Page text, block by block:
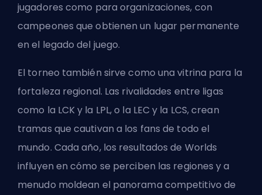
jugadores como para organizaciones, con
campeones que obtienen un lugar permanente
en el legado del juego.
El torneo también sirve como una vitrina para la
fortaleza regional. Las rivalidades entre ligas
como la LCK y la LPL, o la LEC y la LCS, crean
tramas que cautivan a los fans de todo el
mundo. Cada año, los resultados de Worlds
influyen en cómo se perciben las regiones y a
menudo moldean el panorama competitivo de